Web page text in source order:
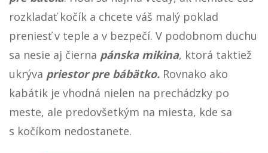
pre batoľa
. Hodí sa najmä vtedy, ak nemáte čas
rozkladať kočík a chcete váš malý poklad
preniesť v teple a v bezpečí. V podobnom duchu
sa nesie aj čierna pánska mikina , ktorá taktiež
ukrýva priestor pre bábätko.
kabátik je vhodná nielen na prechádzky po
meste, ale predovšetkým na miesta, kde sa